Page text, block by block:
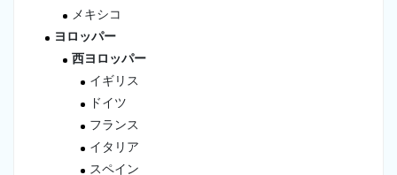
メキシコ
ヨロッパー
西ヨロッパー
イギリス
ドイツ
フランス
イタリア
スペイン